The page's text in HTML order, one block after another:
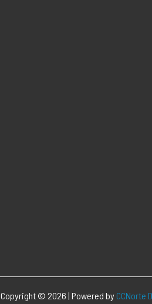
Copyright © 2026 | Powered by CCNorte